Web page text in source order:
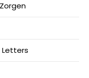
Letters